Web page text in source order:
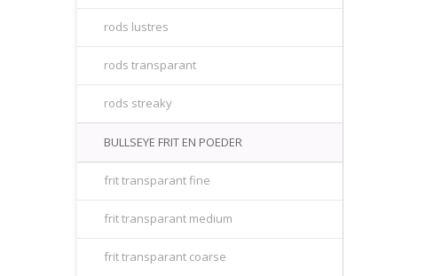
rods lustres
rods transparant
rods streaky
BULLSEYE FRIT EN POEDER
frit transparant fine
frit transparant medium
frit transparant coarse